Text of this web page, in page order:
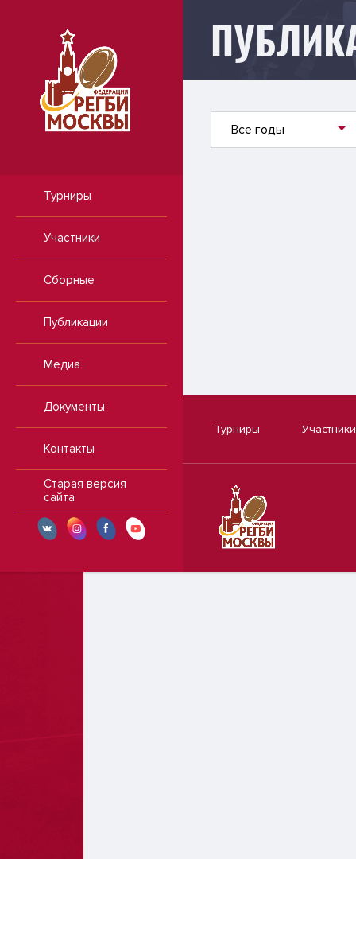
Турниры
Участники
Сборные
Публикации
Медиа
Документы
Контакты
Старая версия
сайта
Публикации
Все годы
Турниры Участники